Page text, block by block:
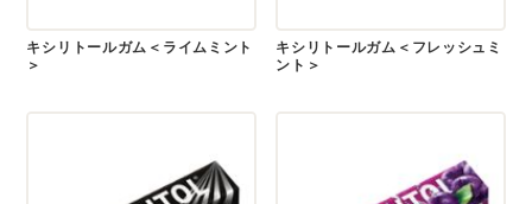
キシリトールガム＜ライムミント
＞
キシリトールガム＜フレッシュミ
ント＞